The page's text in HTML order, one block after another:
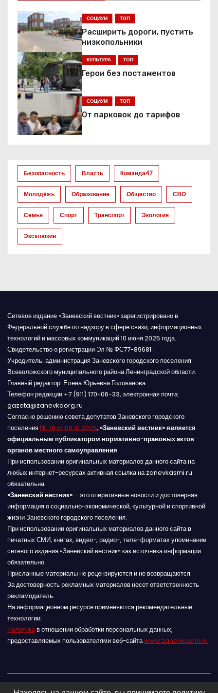
и
г
а
ц
и
я
п
м
СОЦИУМ ТОП
Расширить дороги, пустить
низкопольники
КУЛЬТУРА ТОП
Герои без постаментов
СОЦИУМ ТОП
От парковок до тарифов
Безопасность Власть Команда47
Молодёжь Образование Общество СВО
Семья Спорт Транспорт Экология
Эксклюзив
Сетевое издание «Заневский вестник» зарегистрировано в
Федеральной службе по надзору в сфере связи, информационных
технологий и массовых коммуникаций 10 июня 2025 года.
Свидетельство о регистрации Эл № ФС77-89681.
Учредитель: администрация Заневского городского поселения
Всеволожского муниципального района Ленинградской области.
Главный редактор: Елена Юрьевна Голованова.
Телефон редакции +7 (911) 170-06-33, электронная почта:
gazeta@zanevkaorg.ru
Согласно решению совета депутатов Заневского городского
поселения № 78 от 09.10.2025, «Заневский вестник» является
официальным публикатором нормативно-правовых актов
органов местного самоуправления.
При использовании оригинальных материалов данного сайта на
любых интернет-ресурсах активная ссылка на zanevkasmi.ru
обязательна.
«Заневский вестник» – это оперативные новости и достоверная
информация о социально-экономической, культурной и спортивной
жизни Заневского городского поселения.
При использовании оригинальных материалов данного сайта в
печатных СМИ, книгах, видео-, радио-, теле-форматах упоминание
сетевого издания «Заневский вестник» как источника информации
обязательно.
Присланные материалы не рецензируются и не возвращаются.
За достоверность рекламных материалов несет ответственность
рекламодатель.
На информационном ресурсе применяются рекомендательные
технологии.
Политикав отношении обработки персональных данных,
предоставляемых пользователями веб-сайтаwww.zanevkasmi.ru